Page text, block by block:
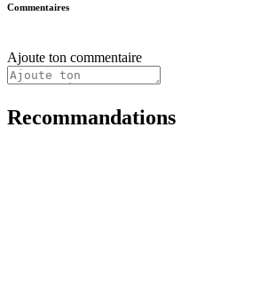
Commentaires
Ajoute ton commentaire
Recommandations